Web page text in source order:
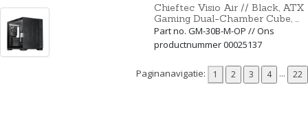
Chieftec Visio Air // Black, ATX
Gaming Dual-Chamber Cube, ...
Part no. GM-30B-M-OP // Ons
productnummer 00025137
Paginanavigatie: ...